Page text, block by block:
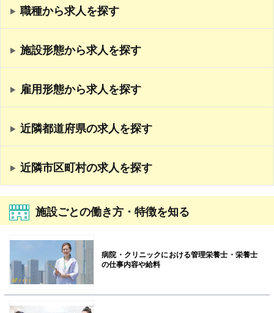
職種から求人を探す
施設形態から求人を探す
雇用形態から求人を探す
近隣都道府県の求人を探す
近隣市区町村の求人を探す
施設ごとの働き方・特徴を知る
病院・クリニックにおける管理栄養士・栄養士
の仕事内容や給料